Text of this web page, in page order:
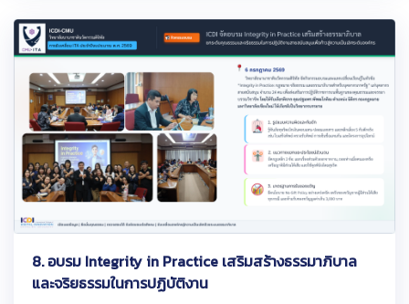
8. อบรม Integrity in Practice เสริมสร้างธรรมาภิบาล
และจริยธรรมในการปฏิบัติงาน